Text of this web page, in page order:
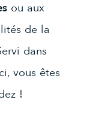
ou aux
de la
dans
vous êtes
!